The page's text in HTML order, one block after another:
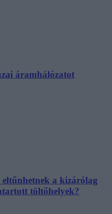
áramhálózatot
a kizárólag
töltőhelyek?